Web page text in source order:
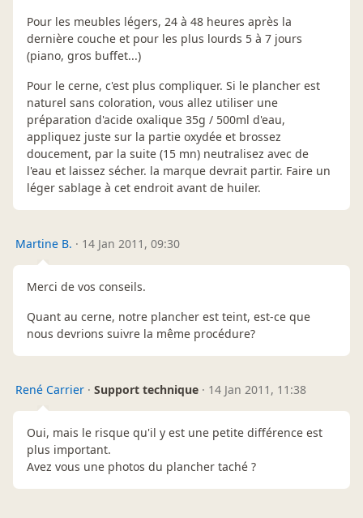
Pour les meubles légers, 24 à 48 heures après la
dernière couche et pour les plus lourds 5 à 7 jours
(piano, gros buffet...)
Pour le cerne, c'est plus compliquer. Si le plancher est
naturel sans coloration, vous allez utiliser une
préparation d'acide oxalique 35g / 500ml d'eau,
appliquez juste sur la partie oxydée et brossez
doucement, par la suite (15 mn) neutralisez avec de
l'eau et laissez sécher. la marque devrait partir. Faire un
léger sablage à cet endroit avant de huiler.
Martine B. · 14 Jan 2011, 09:30
Merci de vos conseils.
Quant au cerne, notre plancher est teint, est-ce que
nous devrions suivre la même procédure?
René Carrier · Support technique · 14 Jan 2011, 11:38
Oui, mais le risque qu'il y est une petite différence est
plus important.
Avez vous une photos du plancher taché ?